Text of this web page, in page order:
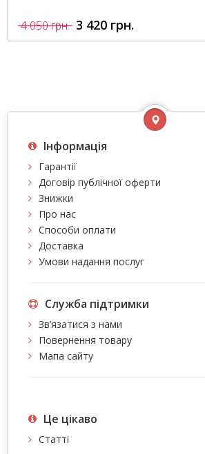
4 050 грн. 3 420 грн.
Інформація
Гарантії
Договір публічної оферти
Знижки
Про нас
Способи оплати
Доставка
Умови надання послуг
Служба підтримки
Зв’язатися з нами
Повернення товару
Мапа сайту
Це цiкаво
Статті